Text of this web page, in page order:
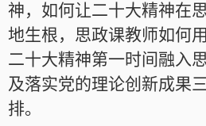
神，如何让二十大精神在
地生根，思政课教师如何
二十大精神第一时间融入
及落实党的理论创新成果
排。